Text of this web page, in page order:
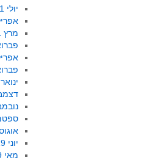
יולי 2021
אפריל
מרץ 2021
פברואר
אפריל
פברואר
ינואר 2020
דצמבר
נובמבר
אוגוסט
יוני 2019
מאי 2019